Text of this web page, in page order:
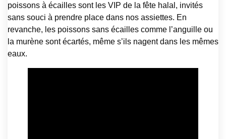
poissons à écailles sont les VIP de la fête halal, invités
sans souci à prendre place dans nos assiettes. En
revanche, les poissons sans écailles comme l’anguille ou
la murène sont écartés, même s’ils nagent dans les mêmes
eaux.